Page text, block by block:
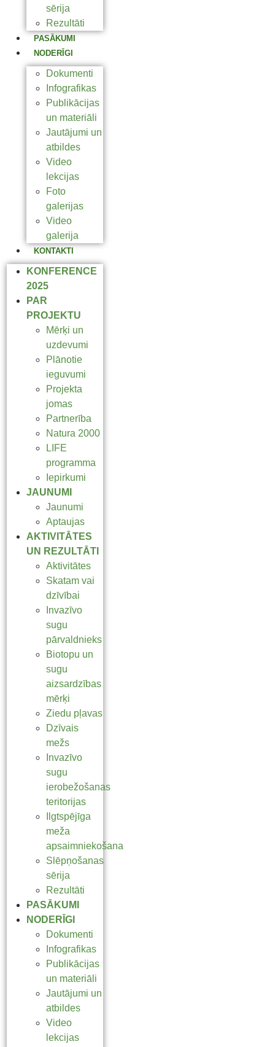
sērija
Rezultāti
PASĀKUMI
NODERĪGI
Dokumenti
Infografikas
Publikācijas
un materiāli
Jautājumi un
atbildes
Video
lekcijas
Foto
galerijas
Video
galerija
KONTAKTI
KONFERENCE
2025
PAR
PROJEKTU
Mērķi un
uzdevumi
Plānotie
ieguvumi
Projekta
jomas
Partnerība
Natura 2000
LIFE
programma
Iepirkumi
JAUNUMI
Jaunumi
Aptaujas
AKTIVITĀTES
UN REZULTĀTI
Aktivitātes
Skatam vai
dzīvībai
Invazīvo
sugu
pārvaldnieks
Biotopu un
sugu
aizsardzības
mērķi
Ziedu pļavas
Dzīvais
mežs
Invazīvo
sugu
ierobežošanas
teritorijas
Ilgtspējīga
meža
apsaimniekošana
Slēpņošanas
sērija
Rezultāti
PASĀKUMI
NODERĪGI
Dokumenti
Infografikas
Publikācijas
un materiāli
Jautājumi un
atbildes
Video
lekcijas